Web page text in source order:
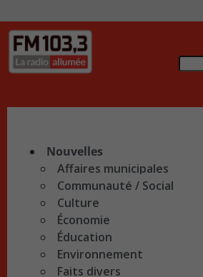
Nouvelles
Affaires municipales
Communauté / Social
Culture
Économie
Éducation
Environnement
Faits divers